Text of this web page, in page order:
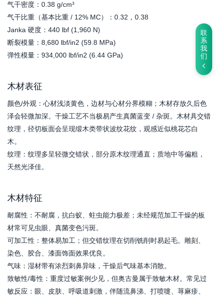
联
系
我
们
气干密度：0.38 g/cm³
气干比重（基本比重 / 12% MC）：0.32，0.38
Janka 硬度：440 lbf (1,960 N)
断裂模量：8,680 lbf/in2 (59.8 MPa)
弹性模量：934,000 lbf/in2 (6.44 GPa)
木材表征
颜色/外观：心材浅淡黄色，边材与心材分界模糊；木材存放久后色
泽会轻微加深。干燥工艺不当极易产生真菌蓝变 / 杂斑。木材具交错
纹理，径切板面会呈现缎木类带状波纹花纹，观感近似桃花芯白
木。
纹理：纹理多呈轻微交错状，部分原木纹理通直；质地中等偏粗，
天然光泽佳。
木材特征
耐腐性：不耐腐，抗白蚁、蛀虫能力极差；未经规范加工干燥的板
材常可见虫眼、真菌变色污斑。
可加工性：整体易加工；但交错纹理在切削铣削时易起毛。雕刻、
染色、胶合、漆面饰面效果优良。
气味：湿材带有浓烈刺鼻异味，干燥后气味基本消散。
致敏性/毒性：重度过敏案例少见，但奥古曼属于致敏木材。常见过
敏反应：眼、皮肤、呼吸道刺激，伴随流鼻涕、打喷嚏、荨麻疹、